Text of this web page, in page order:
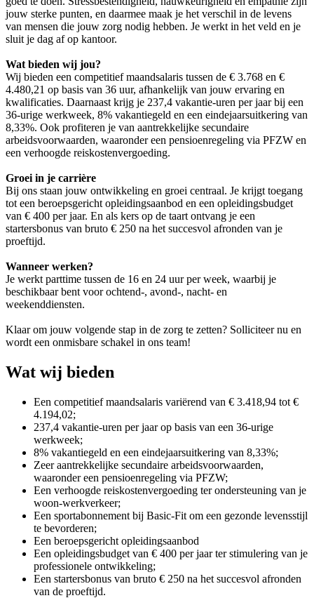
jouw sterke punten, en daarmee maak je het verschil in de levens
van mensen die jouw zorg nodig hebben. Je werkt in het veld en je
sluit je dag af op kantoor.
Wat bieden wij jou?
Wij bieden een competitief maandsalaris tussen de € 3.768 en €
4.480,21 op basis van 36 uur, afhankelijk van jouw ervaring en
kwalificaties. Daarnaast krijg je 237,4 vakantie-uren per jaar bij een
36-urige werkweek, 8% vakantiegeld en een eindejaarsuitkering van
8,33%. Ook profiteren je van aantrekkelijke secundaire
arbeidsvoorwaarden, waaronder een pensioenregeling via PFZW en
een verhoogde reiskostenvergoeding.
Groei in je carrière
Bij ons staan jouw ontwikkeling en groei centraal. Je krijgt toegang
tot een beroepsgericht opleidingsaanbod en een opleidingsbudget
van € 400 per jaar. En als kers op de taart ontvang je een
startersbonus van bruto € 250 na het succesvol afronden van je
proeftijd.
Wanneer werken?
Je werkt parttime tussen de 16 en 24 uur per week, waarbij je
beschikbaar bent voor ochtend-, avond-, nacht- en
weekenddiensten.
Klaar om jouw volgende stap in de zorg te zetten? Solliciteer nu en
wordt een onmisbare schakel in ons team!
Wat wij bieden
Een competitief maandsalaris variërend van € 3.418,94 tot €
4.194,02;
237,4 vakantie-uren per jaar op basis van een 36-urige
werkweek;
8% vakantiegeld en een eindejaarsuitkering van 8,33%;
Zeer aantrekkelijke secundaire arbeidsvoorwaarden,
waaronder een pensioenregeling via PFZW;
Een verhoogde reiskostenvergoeding ter ondersteuning van je
woon-werkverkeer;
Een sportabonnement bij Basic-Fit om een gezonde levensstijl
te bevorderen;
Een beroepsgericht opleidingsaanbod
Een opleidingsbudget van € 400 per jaar ter stimulering van je
professionele ontwikkeling;
Een startersbonus van bruto € 250 na het succesvol afronden
van de proeftijd.